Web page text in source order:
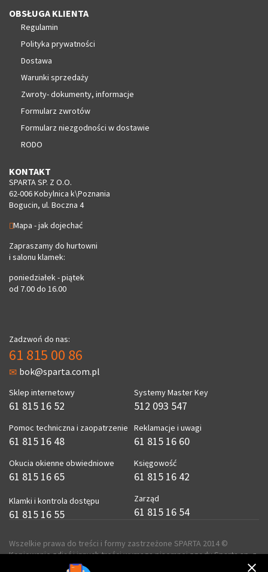
OBSŁUGA KLIENTA
Regulamin
Polityka prywatności
Dostawa
Warunki sprzedaży
Zwroty- dokumenty, informacje
Formularz zwrotów
Formularz niezgodności w dostawie
RODO
KONTAKT
SPARTA SP. Z O.O.
62-006 Kobylnica k\Poznania
Bogucin, ul. Boczna 4
Mapa - jak dojechać
Zapraszamy do hurtowni
i salonu klamek:
poniedziałek - piątek
od 7.00 do 16.00
Zadzwoń do nas:
61 815 00 86
bok@sparta.com.pl
Sklep internetowy
61 815 16 52
Pomoc techniczna i zaopatrzenie
61 815 16 48
Okucia okienne obwiedniowe
61 815 16 65
Klamki i kontrola dostępu
61 815 16 55
Systemy Master Key
512 093 547
Reklamacje i uwagi
61 815 16 60
Księgowość
61 815 16 42
Zarząd
61 815 16 54
Wszelkie prawa do treści i formy zastrzeżone SPARTA 2014 ©
Kopiowanie zdjęć i innych treści wymaga pisemnej zgody Sparta sp. z